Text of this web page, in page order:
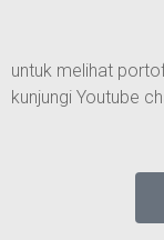
untuk melihat
kunjungi Youtube